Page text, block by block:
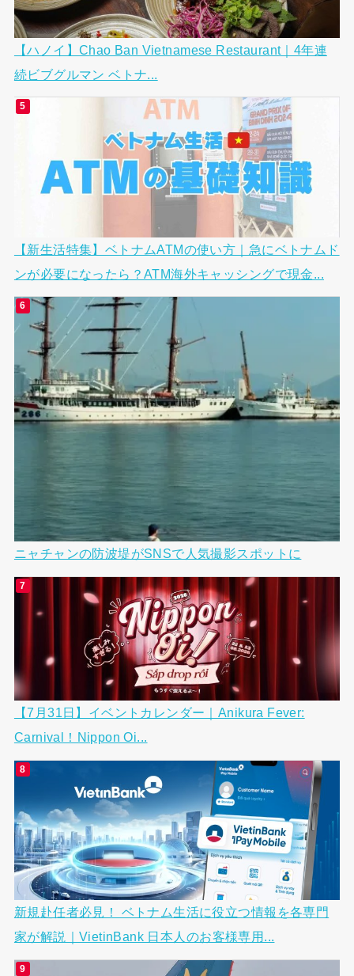
【ハノイ】Chao Ban Vietnamese Restaurant｜4年連
続ビブグルマン ベトナ...
【新生活特集】ベトナムATMの使い方｜急にベトナムド
ンが必要になったら？ATM海外キャッシングで現金...
ニャチャンの防波堤がSNSで人気撮影スポットに
【7月31日】イベントカレンダー｜Anikura Fever:
Carnival！Nippon Oi...
新規赴任者必見！ ベトナム生活に役立つ情報を各専門
家が解説｜VietinBank 日本人のお客様専用...